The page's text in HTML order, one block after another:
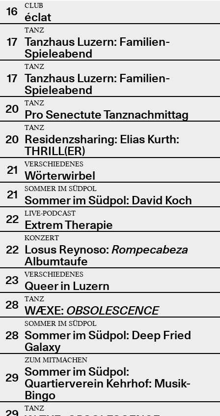
16
CLUB
éclat
17
TANZ
Tanzhaus Luzern: Familien-
Spieleabend
17
TANZ
Tanzhaus Luzern: Familien-
Spieleabend
20
TANZ
Pro Senectute Tanznachmittag
20
TANZ
Residenzsharing: Elias Kurth:
THRILL(ER)
21
VERSCHIEDENES
Wörterwirbel
21
SOMMER IM SÜDPOL
Sommer im Südpol: David Koch
22
LIVE-PODCAST
Extrem Therapie
22
KONZERT
Losus Reynoso: Rompecabeza
Albumtaufe
23
VERSCHIEDENES
Queer in Luzern
28
TANZ
WÆXE: OBSOLESCENCE
28
SOMMER IM SÜDPOL
Sommer im Südpol: Deep Fried
Galaxy
29
ZUM MITMACHEN
Sommer im Südpol:
Quartierverein Kehrhof: Musik-
Bingo
TANZ